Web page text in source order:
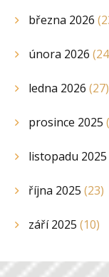
března 2026
února 2026
ledna 2026 (27)
prosince 2025
listopadu 2025
října 2025 (23)
září 2025 (10)